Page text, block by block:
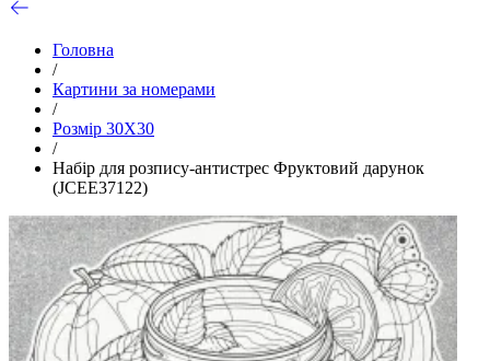
Головна
/
Картини за номерами
/
Розмір 30Х30
/
Набір для розпису-антистрес Фруктовий дарунок
(JCEE37122)